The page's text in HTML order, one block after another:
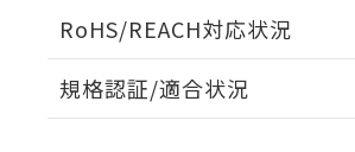
RoHS/REACH対応状況
EU RoHS 注意事項・凡例
規格認証/適合状況